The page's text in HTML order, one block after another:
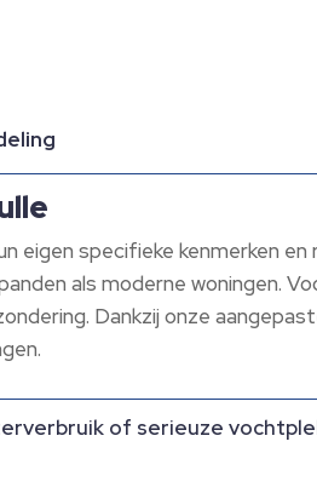
eigen specifieke kenmerken
als moderne woningen.
Dankzij onze
of serieuze